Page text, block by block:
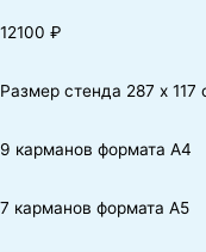
12100 ₽
Размер стенда 287 х 117
9 карманов формата А4
7 карманов формата А5